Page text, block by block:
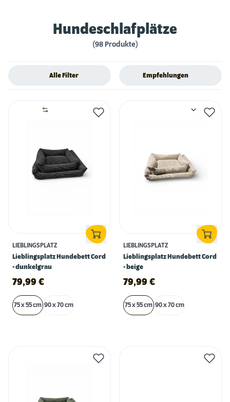
Hundeschlafplätze
(98 Produkte)
Alle Filter Empfehlungen
LIEBLINGSPLATZ
Lieblingsplatz Hundebett Cord
- dunkelgrau
79,99 €
75 x 55 cm 90 x 70 cm
LIEBLINGSPLATZ
Lieblingsplatz Hundebett Cord
- beige
79,99 €
75 x 55 cm 90 x 70 cm